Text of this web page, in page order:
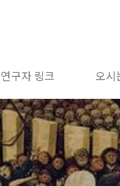
연구자 링크 오시